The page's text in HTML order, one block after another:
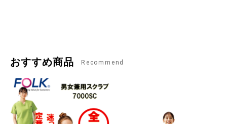
おすすめ商品 Recommend